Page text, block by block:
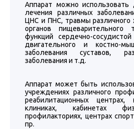
Аппарат можно использовать
лечения различных
ЦНС и ПНС, травмы различного
органов пищеварительного
функций сердечно-
двигательного и костно-
заболевания суставов,
заболевания и т.д.
Аппарат может быть
учреждениях различного
реабилитационных центрах,
клиниках, кабинетах
профилакториях, центрах
пр.